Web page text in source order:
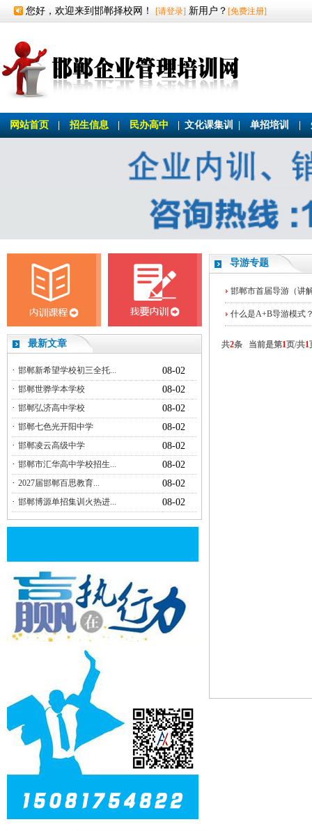
您好，欢迎来到邯郸择校网！ [请登录] 新用户？ [免费注册]
网站首页 招生信息 民办高中 文化课集训 单招培训
最新文章
· 邯郸新希望学校初三全托...
08-02
· 邯郸世骅学本学校
08-02
· 邯郸弘济高中学校
08-02
· 邯郸七色光开阳中学
08-02
· 邯郸凌云高级中学
08-02
· 邯郸市汇华高中学校招生...
08-02
· 2027届邯郸百思教育...
08-02
· 邯郸博源单招集训火热进... 08-02
导游专题
邯郸市首届导游（讲
什么是A+B导游模式
共2条 当前是第1页/共1